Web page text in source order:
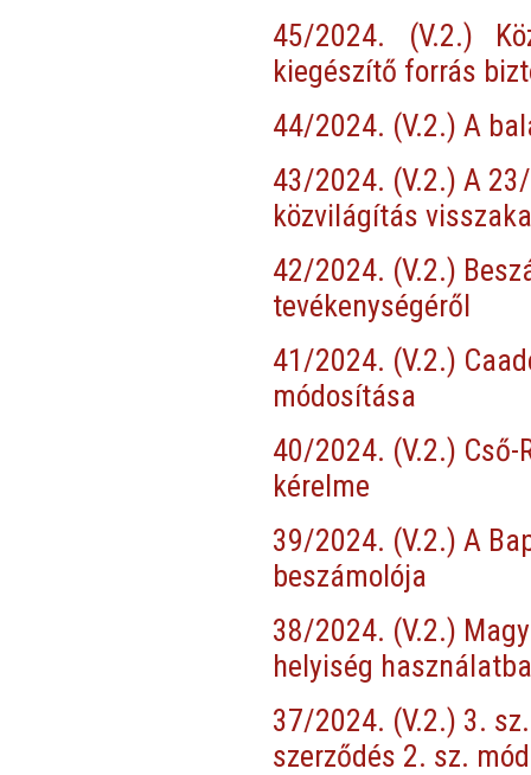
45/2024. (V.2.)
kiegészítő forrás
44/2024. (V.2.) A
43/2024. (V.2.) A
közvilágítás
42/2024. (V.2.)
tevékenységéről
41/2024. (V.2.)
módosítása
40/2024. (V.2.)
kérelme
39/2024. (V.2.) A
beszámolója
38/2024. (V.2.)
helyiség
37/2024. (V.2.) 3.
szerződés 2. sz.